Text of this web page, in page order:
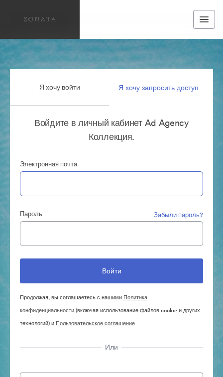
Я хочу войти Я хочу запросить доступ
Войдите в личный кабинет Ad Agency
Коллекция.
Электронная почта
Пароль Забыли пароль?
Продолжая, вы соглашаетесь с нашими Политика
конфиденциальности(включая использование файлов cookie и других
технологий) и Пользовательское соглашение
Или